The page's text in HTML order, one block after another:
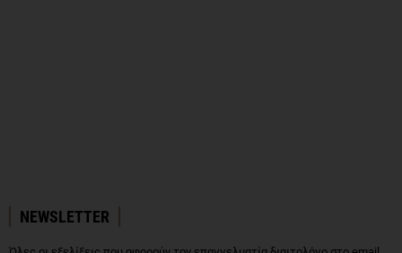
NEWSLETTER